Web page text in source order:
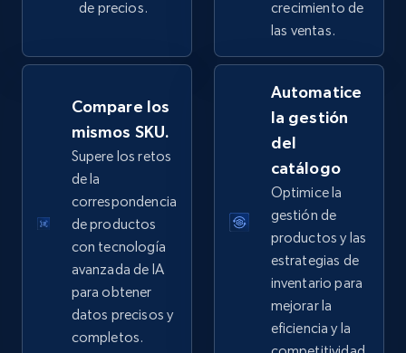
eBay - Collect products from shops on eBay
URL, Product id, Title, Seller name, Seller rating,
Seller reviews, Breadcrumbs, Root category, and
2.5K+ 359+ Comenzar ahora
eBay - Collect records by category
URL, Product id, Title, Seller name, Seller rating,
Seller reviews, Breadcrumbs, Root category, and
more.
2.5K+ Comenzar ahora
de precios.
crecimiento de
las ventas.
Compare los
mismos SKU.
Supere los retos
de la
correspondencia
de productos
con tecnología
avanzada de IA
para obtener
datos precisos y
completos.
Automatice
la gestión
del
catálogo
Optimice la
gestión de
productos y las
estrategias de
inventario para
mejorar la
eficiencia y la